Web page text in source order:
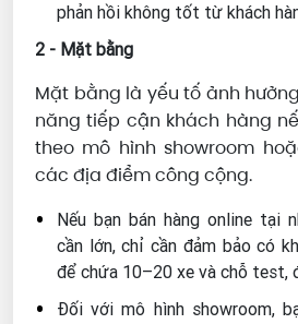
phản hồi không tốt từ khách
2 - Mặt bằng
Mặt bằng là yếu tố ảnh
năng tiếp cận khách hàng
theo mô hình showroom
các địa điểm công cộng.
Nếu bạn bán hàng online tại
cần lớn, chỉ cần đảm bảo có
để chứa 10–20 xe và chỗ test,
Đối với mô hình showroom,